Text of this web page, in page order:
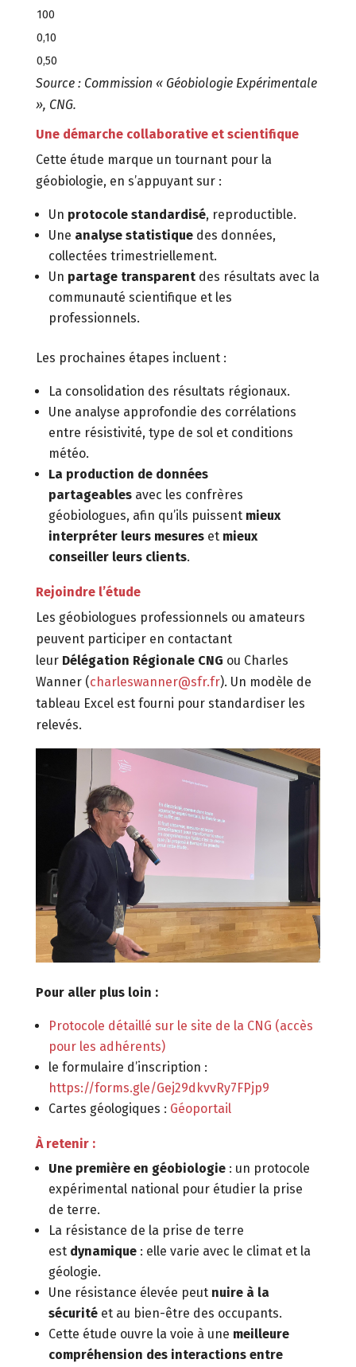
100
0,10
0,50
Source : Commission « Géobiologie Expérimentale
», CNG.
Une démarche collaborative et scientifique
Cette étude marque un tournant pour la
géobiologie, en s’appuyant sur :
Un protocole standardisé, reproductible.
Une analyse statistiquedes données,
collectées trimestriellement.
Un partage transparentdes résultats avec la
communauté scientifique et les
professionnels.
Les prochaines étapes incluent :
La consolidation des résultats régionaux.
Une analyse approfondie des corrélations
entre résistivité, type de sol et conditions
météo.
La production de données
partageablesavec les confrères
géobiologues, afin qu’ils puissent mieux
interpréter leurs mesureset mieux
conseiller leurs clients.
Rejoindre l’étude
Les géobiologues professionnels ou amateurs
peuvent participer en contactant
leur Délégation Régionale CNG ou Charles
Wanner (charleswanner@sfr.fr). Un modèle de
tableau Excel est fourni pour standardiser les
relevés.
Pour aller plus loin :
Protocole détaillé sur le site de la CNG (accès
pour les adhérents)
le formulaire d’inscription :
https://forms.gle/Gej29dkvvRy7FPjp9
Cartes géologiques : Géoportail
À retenir :
Une première en géobiologie: un protocole
expérimental national pour étudier la prise
de terre.
La résistance de la prise de terre
est dynamique: elle varie avec le climat et la
géologie.
Une résistance élevée peut nuire à la
sécuritéet au bien-être des occupants.
Cette étude ouvre la voie à une meilleure
compréhension des interactions entre